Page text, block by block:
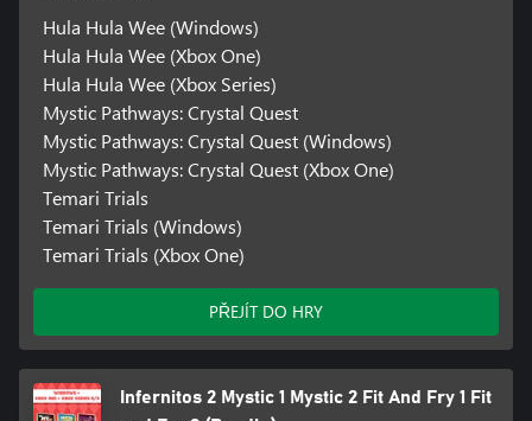
Hula Hula Wee (Windows)
Hula Hula Wee (Xbox One)
Hula Hula Wee (Xbox Series)
Mystic Pathways: Crystal Quest
Mystic Pathways: Crystal Quest (Windows)
Mystic Pathways: Crystal Quest (Xbox One)
Temari Trials
Temari Trials (Windows)
Temari Trials (Xbox One)
PŘEJÍT DO HRY
Infernitos 2 Mystic 1 Mystic 2 Fit And Fry 1 Fit